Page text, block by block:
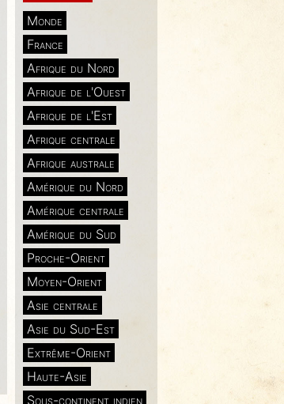
Monde
France
Afrique du Nord
Afrique de l'Ouest
Afrique de l'Est
Afrique centrale
Afrique australe
Amérique du Nord
Amérique centrale
Amérique du Sud
Proche-Orient
Moyen-Orient
Asie centrale
Asie du Sud-Est
Extrême-Orient
Haute-Asie
Sous-continent indien